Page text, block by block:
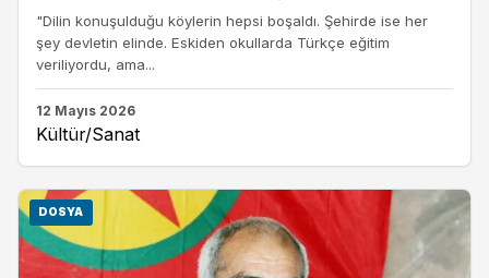
"Dilin konuşulduğu köylerin hepsi boşaldı. Şehirde ise her
şey devletin elinde. Eskiden okullarda Türkçe eğitim
veriliyordu, ama...
12 Mayıs 2026
Kültür/Sanat
DOSYA